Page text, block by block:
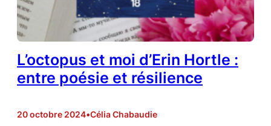
L’octopus et moi d’Erin Hortle :
entre poésie et résilience
20 octobre 2024•Célia Chabaudie